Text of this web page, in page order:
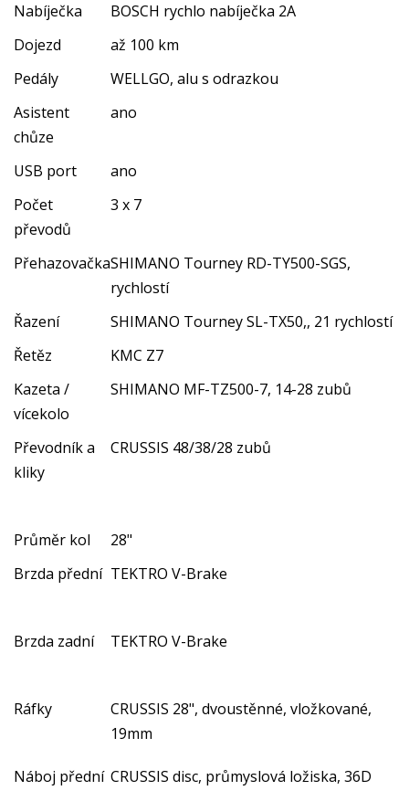
Nabíječka
BOSCH rychlo nabíječka 2A
Dojezd
až 100 km
Pedály
WELLGO, alu s odrazkou
Asistent
chůze
ano
USB port
ano
Počet
převodů
3 x 7
PřehazovačkaSHIMANO Tourney RD-TY500-SGS,
rychlostí
Řazení
SHIMANO Tourney SL-TX50,, 21 rychlostí
Řetěz
KMC Z7
Kazeta /
vícekolo
SHIMANO MF-TZ500-7, 14-28 zubů
Převodník a
kliky
CRUSSIS 48/38/28 zubů
Průměr kol
28"
Brzda přední TEKTRO V-Brake
Brzda zadní TEKTRO V-Brake
Ráfky
CRUSSIS 28", dvoustěnné, vložkované,
19mm
Náboj přední CRUSSIS disc, průmyslová ložiska, 36D